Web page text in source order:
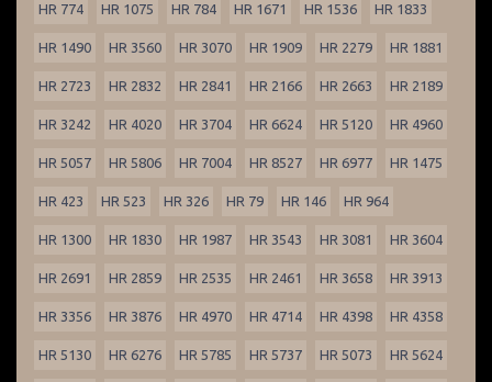
HR 774 HR 1075 HR 784 HR 1671 HR 1536 HR 1833
HR 1490 HR 3560 HR 3070 HR 1909 HR 2279 HR 1881
HR 2723 HR 2832 HR 2841 HR 2166 HR 2663 HR 2189
HR 3242 HR 4020 HR 3704 HR 6624 HR 5120 HR 4960
HR 5057 HR 5806 HR 7004 HR 8527 HR 6977 HR 1475
HR 423 HR 523 HR 326 HR 79 HR 146 HR 964
HR 1300 HR 1830 HR 1987 HR 3543 HR 3081 HR 3604
HR 2691 HR 2859 HR 2535 HR 2461 HR 3658 HR 3913
HR 3356 HR 3876 HR 4970 HR 4714 HR 4398 HR 4358
HR 5130 HR 6276 HR 5785 HR 5737 HR 5073 HR 5624